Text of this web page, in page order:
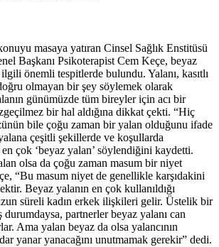
masaya yatıran Cinsel Sağlık Enstitüsü
Başkanı Psikoterapist Cem Keçe, beyaz
önemli tespitlerde bulundu. Yalanı, kasıtlı
olmayan bir şey söylemek olarak
günümüzde tüm bireyler için acı bir
bir hal aldığına dikkat çekti. “Hiç
bile çoğu zaman bir yalan olduğunu ifade
çeşitli şekillerde ve koşullarda
çok ‘beyaz yalan’ söylendiğini kaydetti.
olsa da çoğu zaman masum bir niyet
“Bu masum niyet de genellikle karşıdakini
Beyaz yalanın en çok kullanıldığı
süreli kadın erkek ilişkileri gelir. Üstelik bir
durumdaysa, partnerler beyaz yalanı can
Ama yalan beyaz da olsa yalancının
yanar yanacağını unutmamak gerekir” dedi.